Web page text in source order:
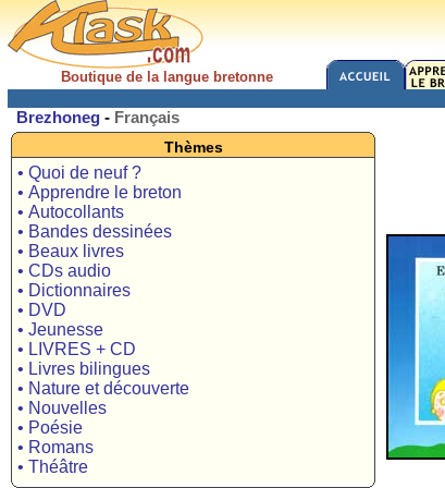
Boutique de la langue bretonne
Brezhoneg - Français
Thèmes
• Quoi de neuf ?
• Apprendre le breton
• Autocollants
• Bandes dessinées
• Beaux livres
• CDs audio
• Dictionnaires
• DVD
• Jeunesse
• LIVRES + CD
• Livres bilingues
• Nature et découverte
• Nouvelles
• Poésie
• Romans
• Théâtre